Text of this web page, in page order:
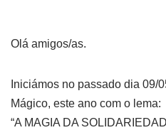
Olá amigos/as.
Iniciámos no passado dia 09/
Mágico, este ano com o lema:
“A MAGIA DA